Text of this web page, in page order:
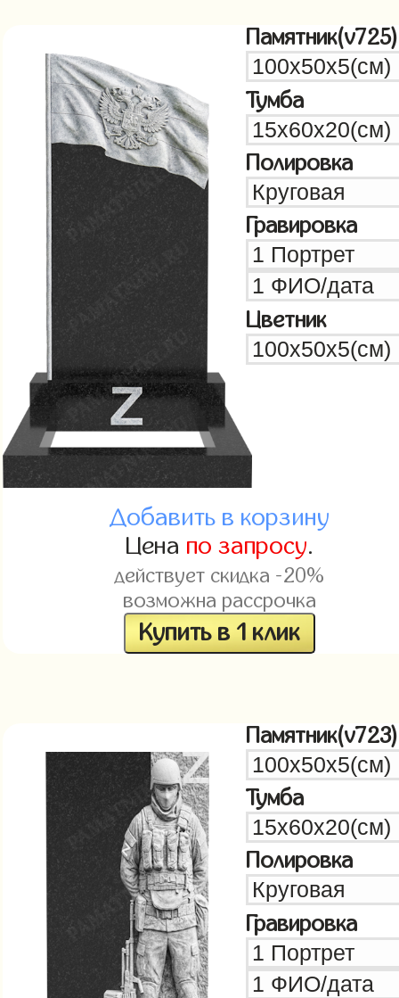
Памятник(v725)
Тумба
Полировка
Гравировка
Цветник
Добавить в корзину
Цена по запросу.
действует скидка -20%
возможна рассрочка
Купить в 1 клик
Памятник(v723)
Тумба
Полировка
Гравировка